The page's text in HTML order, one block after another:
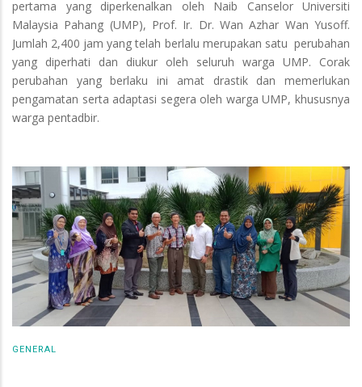
pertama yang diperkenalkan oleh Naib Canselor Universiti
Malaysia Pahang (UMP), Prof. Ir. Dr. Wan Azhar Wan Yusoff.
Jumlah 2,400 jam yang telah berlalu merupakan satu perubahan
yang diperhati dan diukur oleh seluruh warga UMP. Corak
perubahan yang berlaku ini amat drastik dan memerlukan
pengamatan serta adaptasi segera oleh warga UMP, khususnya
warga pentadbir.
GENERAL